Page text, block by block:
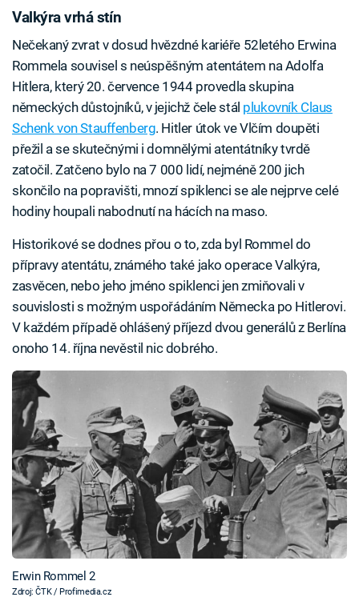
Valkýra vrhá stín
Nečekaný zvrat v dosud hvězdné kariéře 52letého Erwina
Rommela souvisel s neúspěšným atentátem na Adolfa
Hitlera, který 20. července 1944 provedla skupina
německých důstojníků, v jejichž čele stál plukovník Claus
Schenk von Stauffenberg. Hitler útok ve Vlčím doupěti
přežil a se skutečnými i domnělými atentátníky tvrdě
zatočil. Zatčeno bylo na 7 000 lidí, nejméně 200 jich
skončilo na popravišti, mnozí spiklenci se ale nejprve celé
hodiny houpali nabodnutí na hácích na maso.
Historikové se dodnes přou o to, zda byl Rommel do
přípravy atentátu, známého také jako operace Valkýra,
zasvěcen, nebo jeho jméno spiklenci jen zmiňovali v
souvislosti s možným uspořádáním Německa po Hitlerovi.
V každém případě ohlášený příjezd dvou generálů z Berlína
onoho 14. října nevěstil nic dobrého.
Erwin Rommel 2
Zdroj: ČTK / Profimedia.cz